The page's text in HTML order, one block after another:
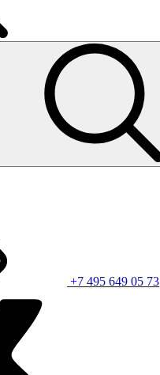
+7 495 649 05 73